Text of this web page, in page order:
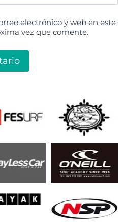
electrónico y web en este
vez que comente.